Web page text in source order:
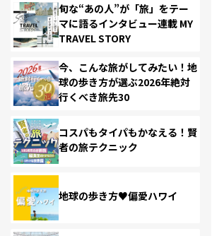
旬な“あの人”が「旅」をテー
マに語るインタビュー連載 MY
TRAVEL STORY
今、こんな旅がしてみたい！地
球の歩き方が選ぶ2026年絶対
行くべき旅先30
コスパもタイパもかなえる！賢
者の旅テクニック
地球の歩き方♥偏愛ハワイ